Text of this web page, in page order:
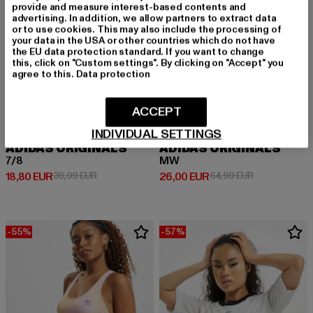
ADIDAS ORIGINALS
7/8
18,80 EUR
Derzeitiger Preis: 18,80 EUR
39,99 EURAktionspreis: 39,99 EUR
ADIDAS ORIGINALS
MW
26,00 EUR
Derzeitiger Preis: 26,00 EUR
64,99 EURAktionspreis:
-55% -57%
provide and measure interest-based contents and
advertising. In addition, we allow partners to extract data
or to use cookies. This may also include the processing of
your data in the USA or other countries which do not have
the EU data protection standard. If you want to change
this, click on "Custom settings". By clicking on "Accept" you
agree to this. Data protection
INDIVIDUAL SETTINGS
ACCEPT